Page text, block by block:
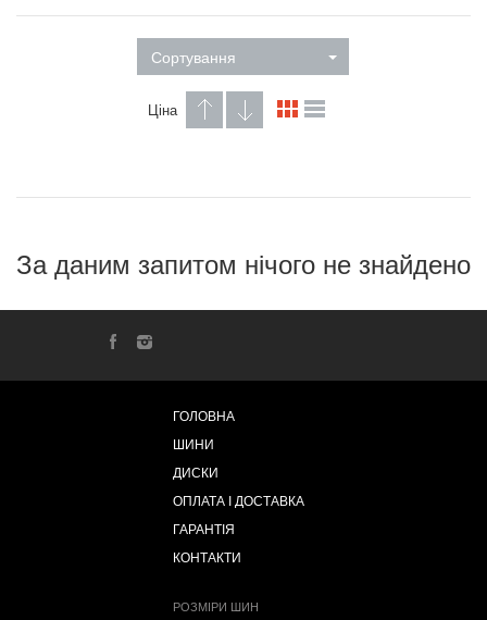
Сортування
Ціна
За даним запитом нічого не знайдено
ГОЛОВНА
ШИНИ
ДИСКИ
ОПЛАТА І ДОСТАВКА
ГАРАНТІЯ
КОНТАКТИ
РОЗМІРИ ШИН